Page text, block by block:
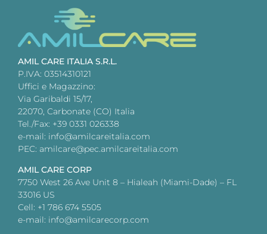
AMIL CARE ITALIA S.R.L.
P.IVA: 03514310121
Uffici e Magazzino:
Via Garibaldi 15/17,
22070, Carbonate (CO) Italia
Tel./Fax: +39 0331 026338
e-mail: info@amilcareitalia.com
PEC: amilcare@pec.amilcareitalia.com
AMIL CARE CORP
7750 West 26 Ave Unit 8 – Hialeah (Miami-Dade) – FL
33016 US
Cell: +1 786 674 5505
e-mail: info@amilcarecorp.com